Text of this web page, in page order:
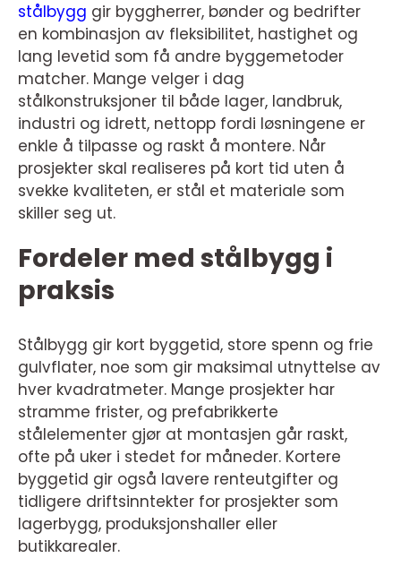
stålbygg gir byggherrer, bønder og bedrifter
en kombinasjon av fleksibilitet, hastighet og
lang levetid som få andre byggemetoder
matcher. Mange velger i dag
stålkonstruksjoner til både lager, landbruk,
industri og idrett, nettopp fordi løsningene er
enkle å tilpasse og raskt å montere. Når
prosjekter skal realiseres på kort tid uten å
svekke kvaliteten, er stål et materiale som
skiller seg ut.
Fordeler med stålbygg i
praksis
Stålbygg gir kort byggetid, store spenn og frie
gulvflater, noe som gir maksimal utnyttelse av
hver kvadratmeter. Mange prosjekter har
stramme frister, og prefabrikkerte
stålelementer gjør at montasjen går raskt,
ofte på uker i stedet for måneder. Kortere
byggetid gir også lavere renteutgifter og
tidligere driftsinntekter for prosjekter som
lagerbygg, produksjonshaller eller
butikkarealer.